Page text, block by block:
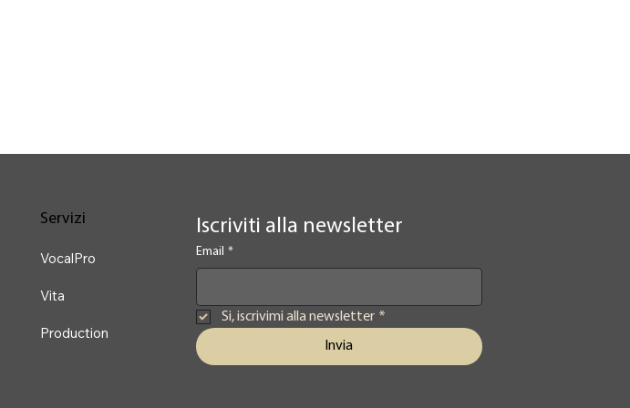
Iscriviti alla newsletter
Email *
Si, iscrivimi alla newsletter *
Invia
Servizi
VocalPro
Vita
Production